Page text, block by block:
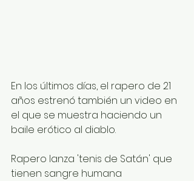
En los últimos días, el rapero de 21
años estrenó también un video en
el que se muestra haciendo un
baile erótico al diablo.
Rapero lanza 'tenis de Satán' que
tienen sangre humana